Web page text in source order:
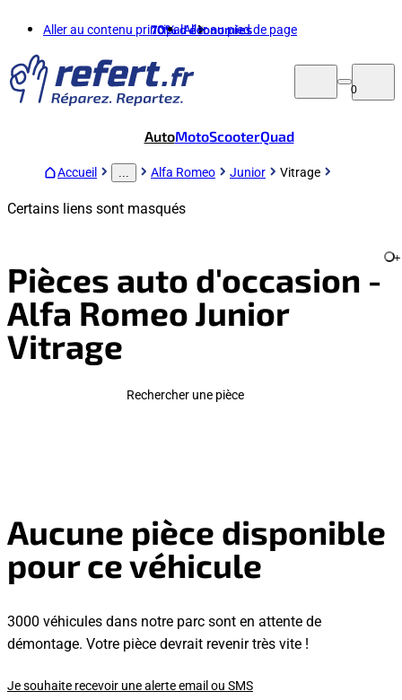
Aller au contenu principalAller au pied de page
70%d'économies
0
AutoMotoScooterQuad
Accueil Alfa Romeo Junior Vitrage
Certains liens sont masqués
Pièces auto d'occasion -
Alfa Romeo Junior
Vitrage
+
Rechercher une pièce
Aucune pièce disponible
pour ce véhicule
3000 véhicules dans notre parc sont en attente de
démontage. Votre pièce devrait revenir très vite !
Je souhaite recevoir une alerte email ou SMS